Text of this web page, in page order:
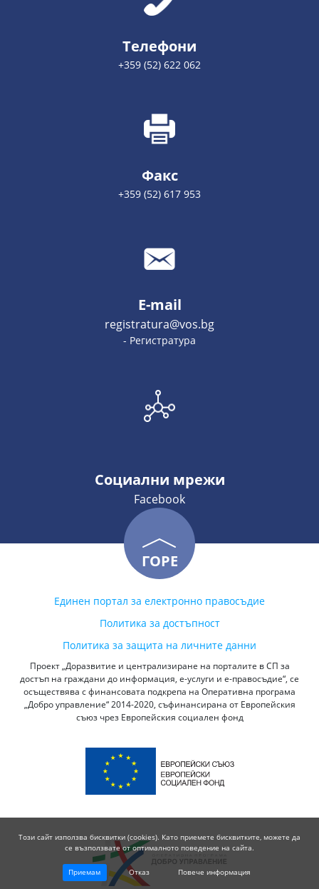
Телефони
+359 (52) 622 062
Факс
+359 (52) 617 953
E-mail
registratura@vos.bg
- Регистратура
Социални мрежи
Facebook
ГОРЕ
Единен портал за електронно правосъдие
Политика за достъпност
Политика за защита на личните данни
Проект „Доразвитие и централизиране на порталите в СП за
достъп на граждани до информация, е-услуги и е-правосъдие“, се
осъществява с финансовата подкрепа на Оперативна програма
„Добро управление“ 2014-2020, съфинансирана от Европейския
съюз чрез Европейския социален фонд
Този сайт използва бисквитки (cookies). Като приемете бисквитките, можете да
се възползвате от оптималното поведение на сайта.
Приемам Отказ Повече информация